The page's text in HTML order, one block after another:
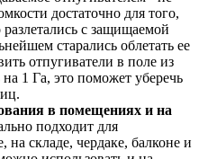
достаточно для того,
с защищаемой
старались облетать ее
отпугиватели в поле из
на 1 Га, это поможет уберечь
в помещениях и на
подходит для
на складе, чердаке, балконе и